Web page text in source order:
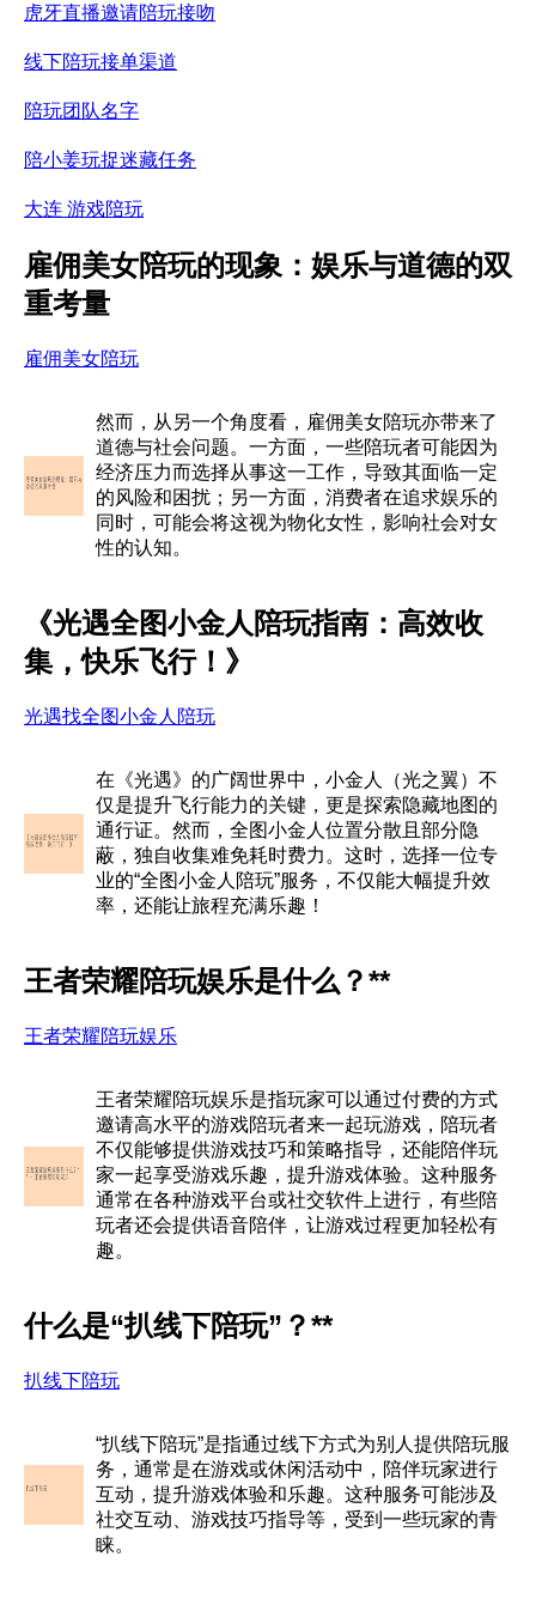
虎牙直播邀请陪玩接吻
线下陪玩接单渠道
陪玩团队名字
陪小姜玩捉迷藏任务
大连 游戏陪玩
雇佣美女陪玩的现象：娱乐与道德的双
重考量
雇佣美女陪玩
然而，从另一个角度看，雇佣美女陪玩亦带来了
道德与社会问题。一方面，一些陪玩者可能因为
经济压力而选择从事这一工作，导致其面临一定
的风险和困扰；另一方面，消费者在追求娱乐的
同时，可能会将这视为物化女性，影响社会对女
性的认知。
《光遇全图小金人陪玩指南：高效收
集，快乐飞行！》
光遇找全图小金人陪玩
在《光遇》的广阔世界中，小金人（光之翼）不
仅是提升飞行能力的关键，更是探索隐藏地图的
通行证。然而，全图小金人位置分散且部分隐
蔽，独自收集难免耗时费力。这时，选择一位专
业的“全图小金人陪玩”服务，不仅能大幅提升效
率，还能让旅程充满乐趣！
王者荣耀陪玩娱乐是什么？**
王者荣耀陪玩娱乐
王者荣耀陪玩娱乐是指玩家可以通过付费的方式
邀请高水平的游戏陪玩者来一起玩游戏，陪玩者
不仅能够提供游戏技巧和策略指导，还能陪伴玩
家一起享受游戏乐趣，提升游戏体验。这种服务
通常在各种游戏平台或社交软件上进行，有些陪
玩者还会提供语音陪伴，让游戏过程更加轻松有
趣。
什么是“扒线下陪玩”？**
扒线下陪玩
“扒线下陪玩”是指通过线下方式为别人提供陪玩服
务，通常是在游戏或休闲活动中，陪伴玩家进行
互动，提升游戏体验和乐趣。这种服务可能涉及
社交互动、游戏技巧指导等，受到一些玩家的青
睐。